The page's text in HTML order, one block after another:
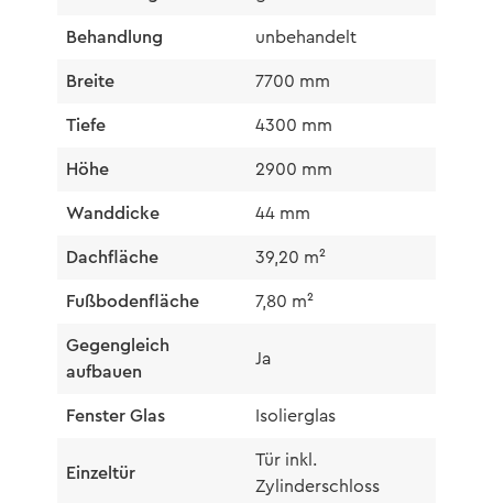
Behandlung unbehandelt
Breite 7700 mm
Tiefe 4300 mm
Höhe 2900 mm
Wanddicke 44 mm
Dachfläche 39,20 m²
Fußbodenfläche 7,80 m²
Gegengleich
aufbauen
Ja
Fenster Glas Isolierglas
Einzeltür
Tür inkl.
Zylinderschloss